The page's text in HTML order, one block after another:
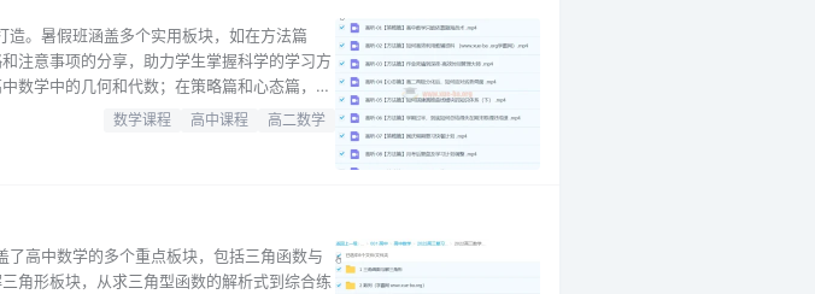
。暑假班涵盖多个实用板块，如在方法篇
注意事项的分享，助力学生掌握科学的学习方
数学中的几何和代数；在策略篇和心态篇，分
程的特色在于紧密围绕高二数学学习的重点和
做好学习规划，掌握高效学习策略，以良好的
数学课程 高中课程 高二数学
高中数学的多个重点板块，包括三角函数与
角形板块，从求三角型函数的解析式到综合练